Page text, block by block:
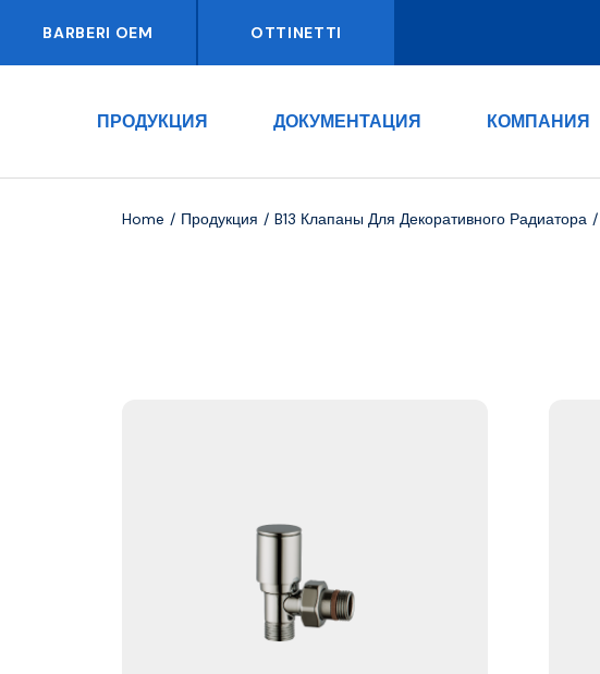
BARBERI OEM OTTINETTI
ПРОДУКЦИЯ ДОКУМЕНТАЦИЯ КОМПАНИЯ
Home Продукция B13 Клапаны Для Декоративного Радиатора